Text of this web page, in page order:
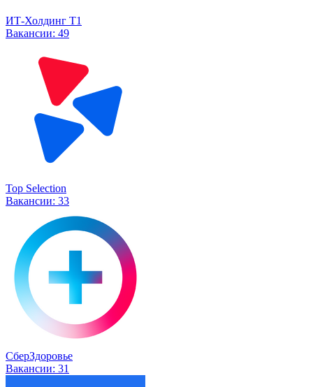
ИТ-Холдинг Т1
Вакансии: 49
Top Selection
Вакансии: 33
СберЗдоровье
Вакансии: 31